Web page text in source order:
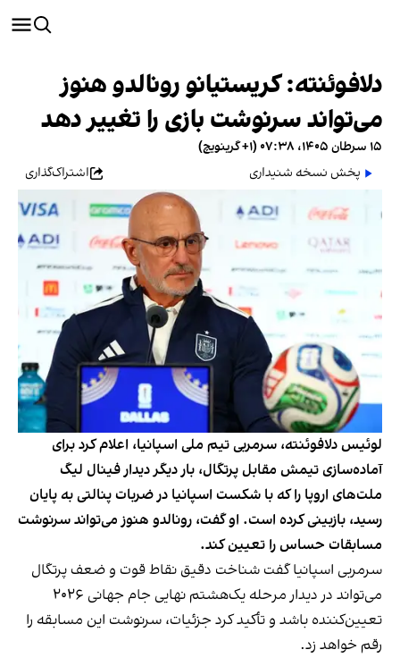
دلافوئنته: کریستیانو رونالدو هنوز
می‌تواند سرنوشت بازی را تغییر دهد
۱۵ سرطان ۱۴۰۵، ۰۷:۳۸ (‎+۱ گرینویچ)
پخش نسخه شنیداری
اشتراک‌گذاری
لوئیس دلافوئنته، سرمربی تیم ملی اسپانیا، اعلام کرد برای
آماده‌سازی تیمش مقابل پرتگال، بار دیگر دیدار فینال لیگ
ملت‌های اروپا را که با شکست اسپانیا در ضربات پنالتی به پایان
رسید، بازبینی کرده است. او گفت، رونالدو هنوز می‌تواند سرنوشت
مسابقات حساس را تعیین کند.
سرمربی اسپانیا گفت شناخت دقیق نقاط قوت و ضعف پرتگال
می‌تواند در دیدار مرحله یک‌هشتم نهایی جام جهانی ۲۰۲۶
تعیین‌کننده باشد و تأکید کرد جزئیات، سرنوشت این مسابقه را
رقم خواهد زد.